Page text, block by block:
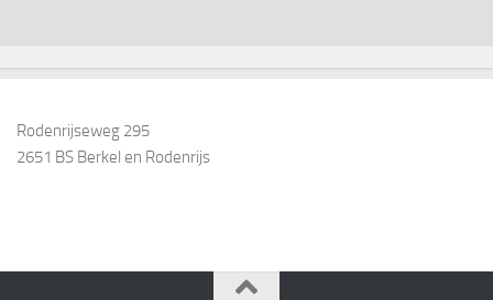
Rodenrijseweg 295
2651 BS Berkel en Rodenrijs